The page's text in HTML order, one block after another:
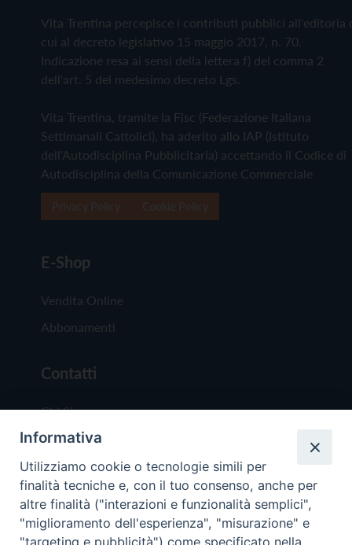
Vita Trentina percepisce i contributi pubblici all'editoria
cui al decreto legislativo 15 maggio 2017, n. 70.
Indicazione resa ai sensi della lettera f) del comma 2
dell'art. 5 del medesimo decreto Lgs.
Vita Trentina, tramite la Fisc (Federazione Italiana
Settimanali Cattolici), ha aderito allo IAP (Istituto
dell'Autodisciplina Pubblicitaria) accettando il Codice di
Autodisciplina della Comunicazione Commerciale
E-Shop
Vendita Online
Abbonamenti
Contatti
Chi Siamo
Redazione
Scrivici
Informativa
Utilizziamo cookie o tecnologie simili per
finalità tecniche e, con il tuo consenso, anche per
altre finalità ("interazioni e funzionalità semplici",
"miglioramento dell'esperienza", "misurazione" e